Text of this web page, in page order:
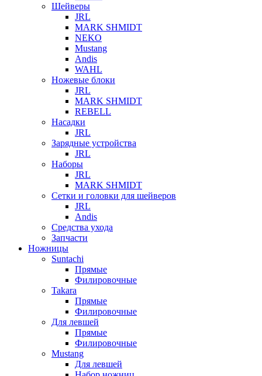
Шейверы
JRL
MARK SHMIDT
NEKO
Mustang
Andis
WAHL
Ножевые блоки
JRL
MARK SHMIDT
REBELL
Насадки
JRL
Зарядные устройства
JRL
Наборы
JRL
MARK SHMIDT
Сетки и головки для шейверов
JRL
Andis
Средства ухода
Запчасти
Ножницы
Suntachi
Прямые
Филировочные
Takara
Прямые
Филировочные
Для левшей
Прямые
Филировочные
Mustang
Для левшей